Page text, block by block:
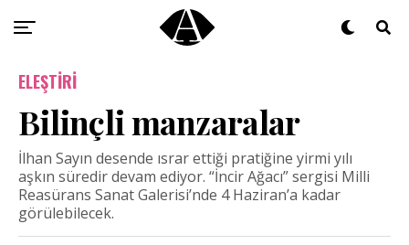
ELEŞTIRI
Bilinçli manzaralar
İlhan Sayın desende ısrar ettiği pratiğine yirmi yılı
aşkın süredir devam ediyor. “İncir Ağacı” sergisi Milli
Reasürans Sanat Galerisi’nde 4 Haziran’a kadar
görülebilecek.